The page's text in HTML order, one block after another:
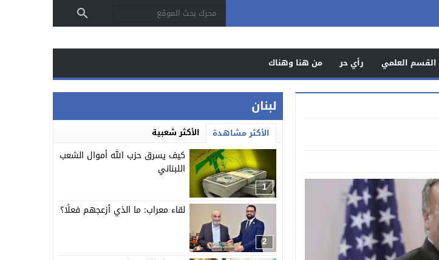
القسم العلمي رأي حر من هنا وهناك
لبنان
الأكثر مشاهدة الأكثر شعبية
1
كيف يسرق حزب الله أموال الشعب
اللبناني
2
لقاء معراب: ما الذي أزعجهم فعلًا؟